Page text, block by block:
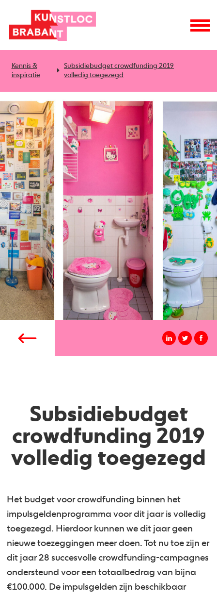
Kennis &
inspiratie
Subsidiebudget crowdfunding 2019
volledig toegezegd
Subsidiebudget
crowdfunding 2019
volledig toegezegd
Het budget voor crowdfunding binnen het
impulsgeldenprogramma voor dit jaar is volledig
toegezegd. Hierdoor kunnen we dit jaar geen
nieuwe toezeggingen meer doen. Tot nu toe zijn er
dit jaar 28 succesvolle crowdfunding-campagnes
ondersteund voor een totaalbedrag van bijna
€100.000. De impulsgelden zijn beschikbaar